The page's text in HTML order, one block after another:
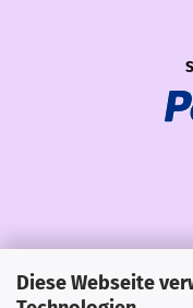
Diese Webseite